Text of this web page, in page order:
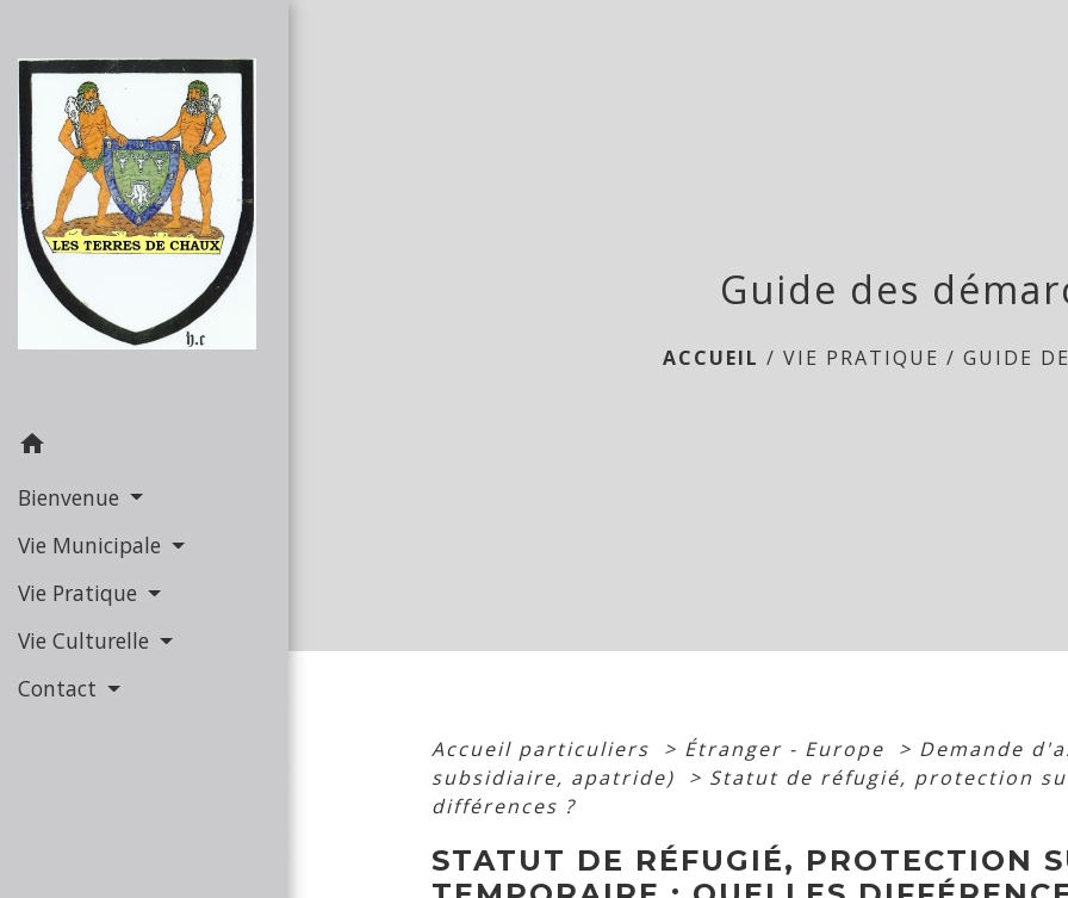
home
Bienvenue
Vie Municipale
Vie Pratique
Vie Culturelle
Contact
Guide des
ACCUEIL /VIE PRATIQUE /GUIDE
Accueil particuliers > Étranger - Europe > Demande
subsidiaire, apatride)
> Statut de réfugié, protection
différences ?
STATUT DE RÉFUGIÉ, PROTECTION